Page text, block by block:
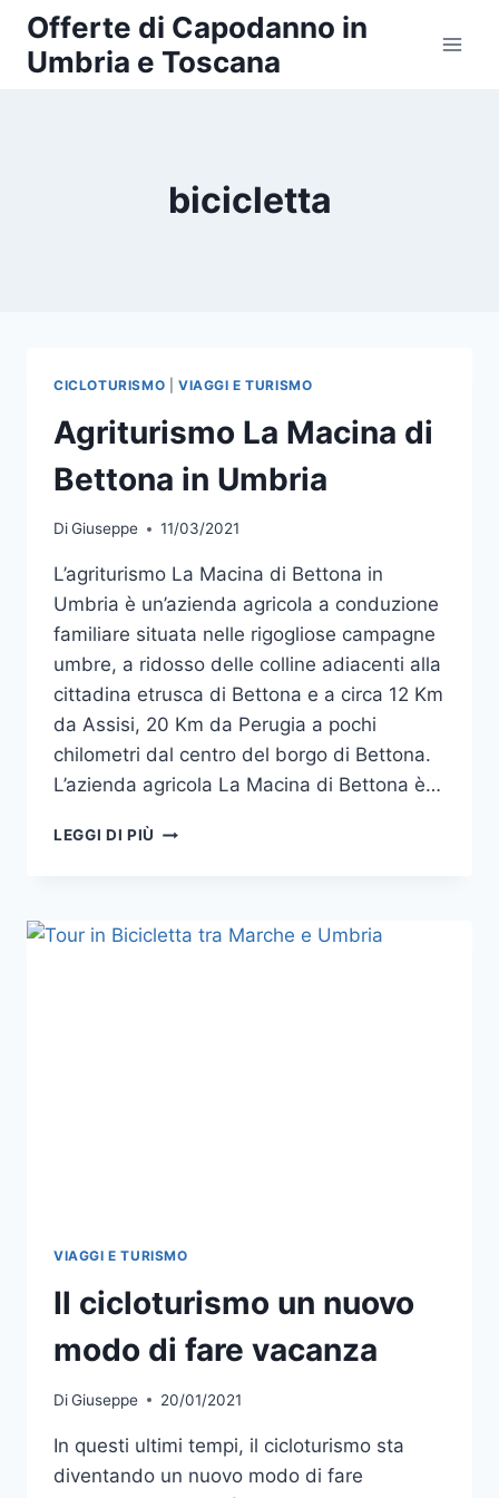
Salta
contenuto
Offerte di Capodanno in
Umbria e Toscana
bicicletta
CICLOTURISMO VIAGGI E TURISMO
Agriturismo La Macina di
Bettona in Umbria
DiGiuseppe 11/03/2021
L’agriturismo La Macina di Bettona in
Umbria è un’azienda agricola a conduzione
familiare situata nelle rigogliose campagne
umbre, a ridosso delle colline adiacenti alla
cittadina etrusca di Bettona e a circa 12 Km
da Assisi, 20 Km da Perugia a pochi
chilometri dal centro del borgo di Bettona.
L’azienda agricola La Macina di Bettona è…
LEGGI DI PIÙ AGRITURISMO
BETTONA
IN
VIAGGI E TURISMO
Il cicloturismo un nuovo
modo di fare vacanza
DiGiuseppe 20/01/2021
In questi ultimi tempi, il cicloturismo sta
diventando un nuovo modo di fare